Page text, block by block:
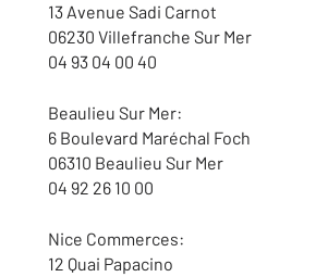
13 Avenue Sadi Carnot
06230 Villefranche Sur Mer
04 93 04 00 40
Beaulieu Sur Mer:
6 Boulevard Maréchal Foch
06310 Beaulieu Sur Mer
04 92 26 10 00
Nice Commerces:
12 Quai Papacino